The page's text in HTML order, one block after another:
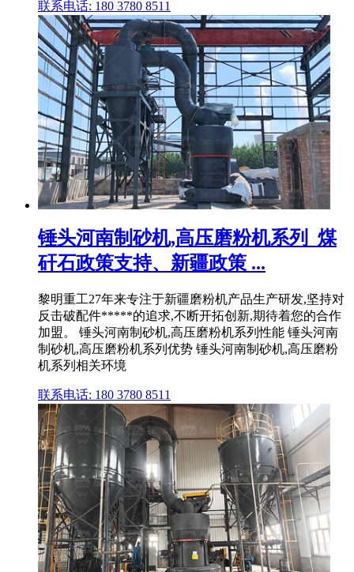
联系电话: 180 3780 8511
锤头河南制砂机,高压磨粉机系列_煤
矸石政策支持、新疆政策 ...
黎明重工27年来专注于新疆磨粉机产品生产研发,坚持对
反击破配件*****的追求,不断开拓创新,期待着您的合作
加盟。 锤头河南制砂机,高压磨粉机系列性能 锤头河南
制砂机,高压磨粉机系列优势 锤头河南制砂机,高压磨粉
机系列相关环境
联系电话: 180 3780 8511